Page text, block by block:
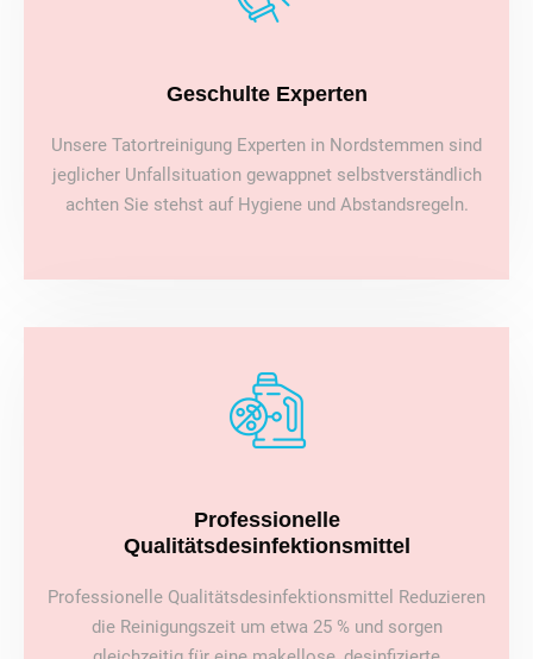
Geschulte Experten
Unsere Tatortreinigung Experten in Nordstemmen sind
jeglicher Unfallsituation gewappnet selbstverständlich
achten Sie stehst auf Hygiene und Abstandsregeln.
Professionelle
Qualitätsdesinfektionsmittel
Professionelle Qualitätsdesinfektionsmittel Reduzieren
die Reinigungszeit um etwa 25 % und sorgen